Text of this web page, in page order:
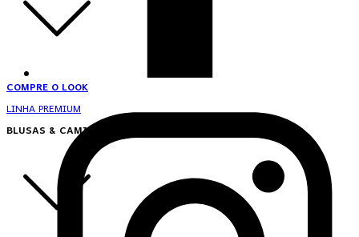
COMPRE O LOOK
LINHA PREMIUM
BLUSAS & CAMISAS